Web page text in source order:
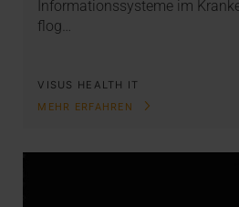
Informationssysteme im
flog…
VISUS HEALTH IT
MEHR ERFAHREN